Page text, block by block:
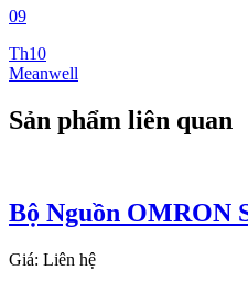
09
Th10
Meanwell
Sản phẩm liên quan
Bộ Nguồn OMRON
Giá: Liên hệ